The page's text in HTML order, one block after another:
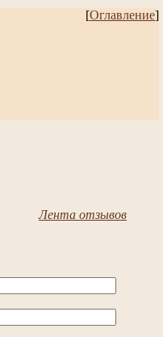
[Оглавление]
Лента отзывов